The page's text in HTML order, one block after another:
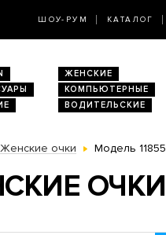
ШОУ-РУМ КАТАЛОГ
ЖЕНСКИЕ
КОМПЬЮТЕРНЫЕ
ВОДИТЕЛЬСКИЕ
Женские очки Модель 11855
ОЧКИ